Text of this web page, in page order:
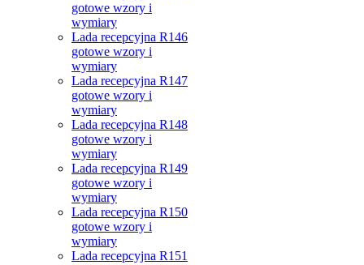
gotowe wzory i
wymiary
Lada recepcyjna R146
gotowe wzory i
wymiary
Lada recepcyjna R147
gotowe wzory i
wymiary
Lada recepcyjna R148
gotowe wzory i
wymiary
Lada recepcyjna R149
gotowe wzory i
wymiary
Lada recepcyjna R150
gotowe wzory i
wymiary
Lada recepcyjna R151